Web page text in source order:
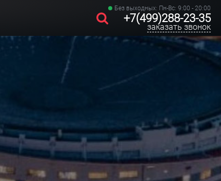
Без выходных: Пн-Вс: 9:00 - 20:00
+7(499)288-23-35
заказать звонок